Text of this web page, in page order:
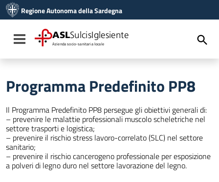
Vai al menu di navigazione
Vai al footer
Regione Autonoma della Sardegna
Toggle navigation
ASLSulcisIglesiente
Azienda socio-sanitaria locale
Programma Predefinito PP8
Il Programma Predefinito PP8 persegue gli obiettivi generali di:
– prevenire le malattie professionali muscolo scheletriche nel
settore trasporti e logistica;
– prevenire il rischio stress lavoro-correlato (SLC) nel settore
sanitario;
– prevenire il rischio cancerogeno professionale per esposizione
a polveri di legno duro nel settore lavorazione del legno.